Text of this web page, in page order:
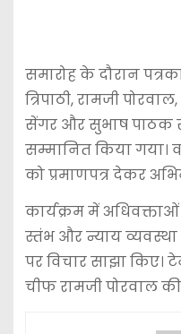
समारोह के दौरान
त्रिपाठी, रामजी
सेंगर और सुभाष पाठक
सम्मानित किया गया।
को प्रमाणपत्र देकर
कार्यक्रम में
स्तंभ और न्याय
पर विचार साझा
चीफ रामजी पोरवाल की